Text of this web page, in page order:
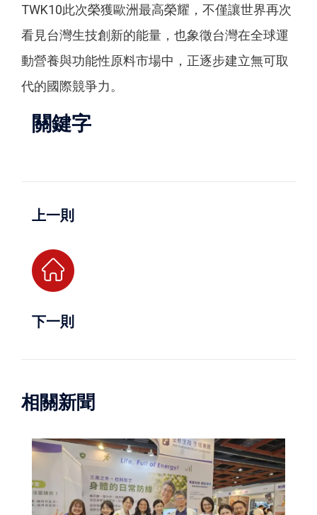
TWK10此次榮獲歐洲最高榮耀，不僅讓世界再次
看見台灣生技創新的能量，也象徵台灣在全球運
動營養與功能性原料市場中，正逐步建立無可取
代的國際競爭力。
關鍵字
上一則
下一則
相關新聞